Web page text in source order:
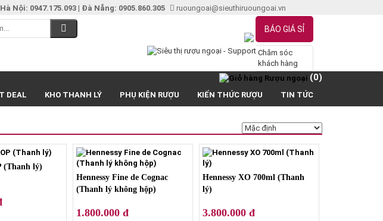
Hà Nội: 0947.175.093 | Đà Nẵng: 0905.860.305 ruoungoai@sieuthiruoungoai.vn
BÁO GIÁ SỈ
Chăm sóc
khách hàng
(0)
DEAL KHO THANH LÝ PHỤ KIỆN RƯỢU KIẾN THỨC RƯỢU
TIN TỨC
(Thanh lý)
Hennessy Fine de Cognac
(Thanh lý không hộp)
1.800.000 đ
Hennessy XO 700ml (Thanh
lý)
3.800.000 đ